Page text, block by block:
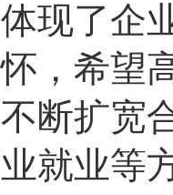
体现了企
怀，希望
不断扩宽
业就业等